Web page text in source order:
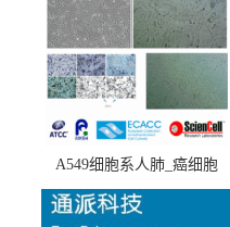
A549细胞系人肺_癌细胞
(A549细胞)